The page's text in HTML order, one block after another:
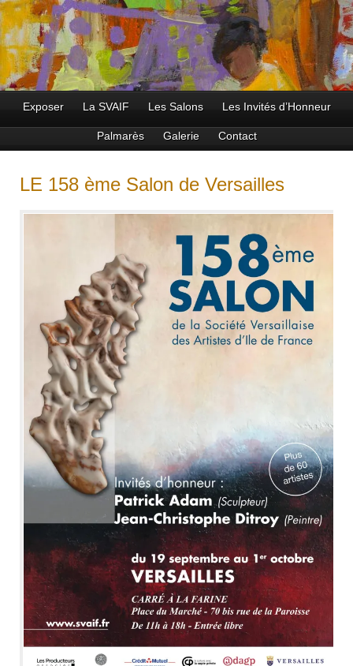
Exposer La SVAIF Les Salons Les Invités d’Honneur
Palmarès Galerie Contact
LE 158 ème Salon de Versailles